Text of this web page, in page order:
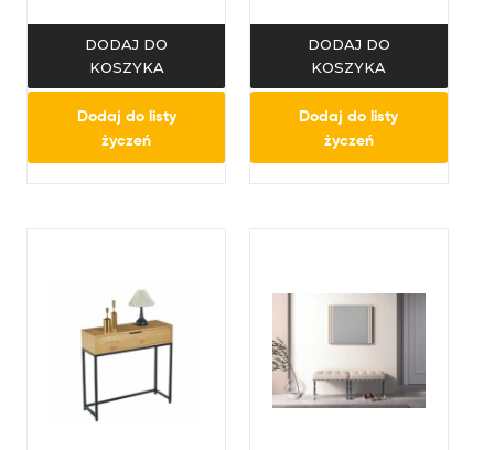
GLAMOUR
DODAJ DO
KOSZYKA
Dodaj do listy
życzeń
DODAJ DO
KOSZYKA
Dodaj do listy
życzeń